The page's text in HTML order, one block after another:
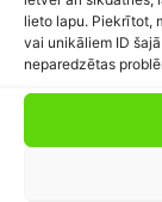
lieto lapu. Piekrītot,
vai unikāliem ID
neparedzētas